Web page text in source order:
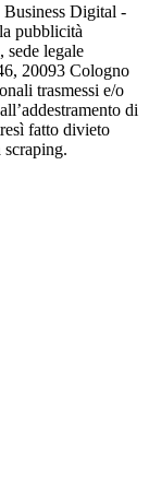
Digital -
pubblicità
legale
20093 Cologno
trasmessi e/o
di
fatto divieto
scraping.